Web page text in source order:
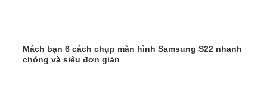
Mách bạn 6 cách chụp màn hình Samsung S22 nhanh
chóng và siêu đơn giản